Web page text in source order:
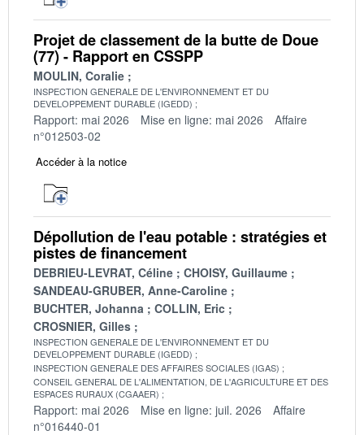
Projet de classement de la butte de Doue
(77) - Rapport en CSSPP
MOULIN, Coralie
INSPECTION GENERALE DE L'ENVIRONNEMENT ET DU
DEVELOPPEMENT DURABLE (IGEDD)
Rapport: mai 2026 Mise en ligne: mai 2026
Affaire
n°012503-02
Accéder à la notice
Dépollution de l'eau potable : stratégies et
pistes de financement
DEBRIEU-LEVRAT, Céline
CHOISY, Guillaume
SANDEAU-GRUBER, Anne-Caroline
BUCHTER, Johanna
COLLIN, Eric
CROSNIER, Gilles
INSPECTION GENERALE DE L'ENVIRONNEMENT ET DU
DEVELOPPEMENT DURABLE (IGEDD)
INSPECTION GENERALE DES AFFAIRES SOCIALES (IGAS)
CONSEIL GENERAL DE L'ALIMENTATION, DE L'AGRICULTURE ET DES
ESPACES RURAUX (CGAAER)
Rapport: mai 2026 Mise en ligne: juil. 2026
Affaire
n°016440-01